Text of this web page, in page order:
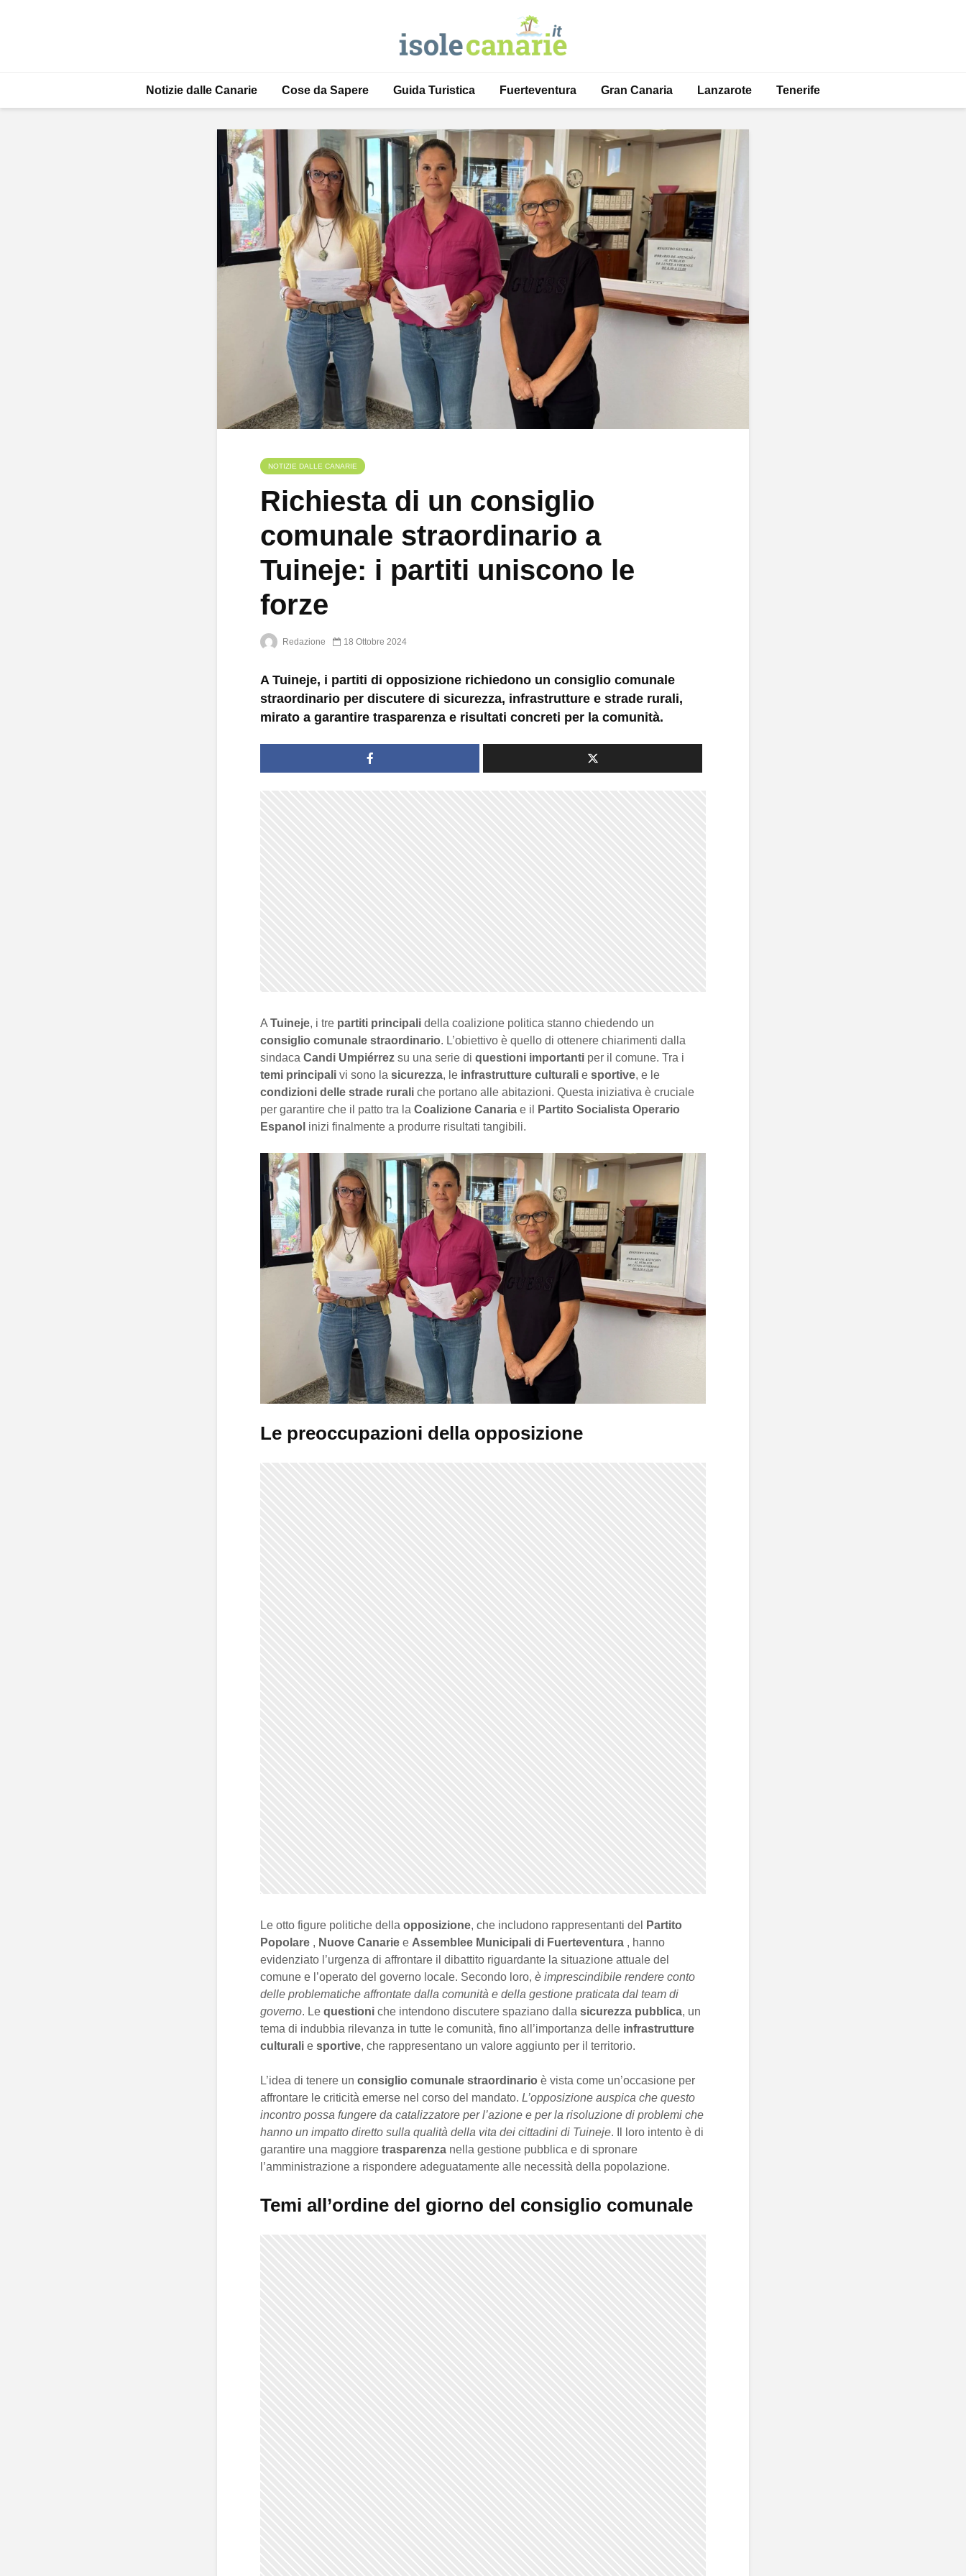
Notizie dalle Canarie Cose da Sapere Guida Turistica Fuerteventura Gran Canaria Lanzarote Tenerife
NOTIZIE DALLE CANARIE
Richiesta di un consiglio
comunale straordinario a
Tuineje: i partiti uniscono le
forze
Redazione 18 Ottobre 2024
A Tuineje, i partiti di opposizione richiedono un consiglio comunale
straordinario per discutere di sicurezza, infrastrutture e strade rurali,
mirato a garantire trasparenza e risultati concreti per la comunità.
A Tuineje, i tre partiti principali della coalizione politica stanno chiedendo un
consiglio comunale straordinario. L’obiettivo è quello di ottenere chiarimenti dalla
sindaca Candi Umpiérrez su una serie di questioni importanti per il comune. Tra i
temi principali vi sono la sicurezza, le infrastrutture culturali e sportive, e le
condizioni delle strade rurali che portano alle abitazioni. Questa iniziativa è cruciale
per garantire che il patto tra la Coalizione Canaria e il
Partito Socialista Operario
Espanol inizi finalmente a produrre risultati tangibili.
Le preoccupazioni della opposizione
Le otto figure politiche della opposizione, che includono rappresentanti del
Partito
Popolare , Nuove Canarie e Assemblee Municipali di Fuerteventura , hanno
evidenziato l’urgenza di affrontare il dibattito riguardante la situazione attuale del
comune e l’operato del governo locale. Secondo loro, è imprescindibile rendere conto
delle problematiche affrontate dalla comunità e della gestione praticata dal team di
governo. Le questioni che intendono discutere spaziano dalla sicurezza pubblica, un
tema di indubbia rilevanza in tutte le comunità, fino all’importanza delle infrastrutture
culturali e sportive, che rappresentano un valore aggiunto per il territorio.
L’idea di tenere un consiglio comunale straordinario è vista come un’occasione per
affrontare le criticità emerse nel corso del mandato. L’opposizione auspica che questo
incontro possa fungere da catalizzatore per l’azione e per la risoluzione di problemi che
hanno un impatto diretto sulla qualità della vita dei cittadini di Tuineje. Il loro intento è di
garantire una maggiore trasparenza nella gestione pubblica e di spronare
l’amministrazione a rispondere adeguatamente alle necessità della popolazione.
Temi all’ordine del giorno del consiglio comunale